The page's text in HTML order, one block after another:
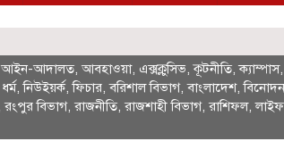
আইন-আদালত, আবহাওয়া, এক্সক্লুসিভ,কূটনীতি,ক্যাম্পাস,
ধর্ম,নিউইয়র্ক,ফিচার,বরিশাল বিভাগ,বাংলাদেশ,বিনোদন
রংপুর বিভাগ, রাজনীতি, রাজশাহী বিভাগ, রাশিফল,